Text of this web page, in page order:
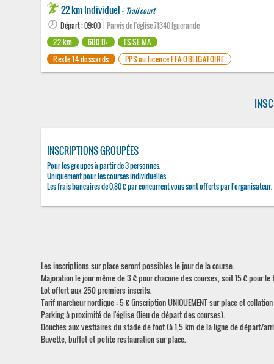
22 km Individuel - Trail court
Départ : 09:00 | Parvis de l'église 71340 Iguerande
22 km
600 D+
ES-SE-MA
Reste 14 dossards
PPS ou licence FFA OBLIGATOIRE
INSCRIPTIONS GROUPÉES
Pour les groupes à partir de 3 personnes.
Uniquement pour les courses individuelles.
Les frais bancaires de 0,80 € par concurrent vous sont offerts par l'organisateur.
Les inscriptions sur place seront possibles le jour de la course.
Majoration le jour même de 3 € pour chacune des courses, soit 15 € pour
Lot offert aux 250 premiers inscrits.
Tarif marcheur nordique : 5 € (inscription UNIQUEMENT sur place et
Parking à proximité de l'église (lieu de départ des courses).
Douches aux vestiaires du stade de foot (à 1,5 km de la ligne de départ/
Buvette, buffet et petite restauration sur place.